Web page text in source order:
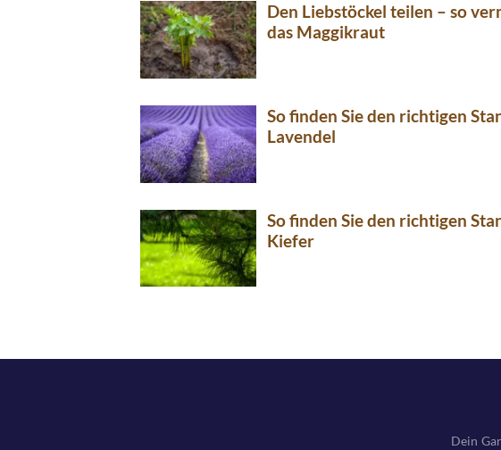
Den Liebstöckel teilen – so
das Maggikraut
So finden Sie den richtigen
Lavendel
So finden Sie den richtigen
Kiefer
Dein